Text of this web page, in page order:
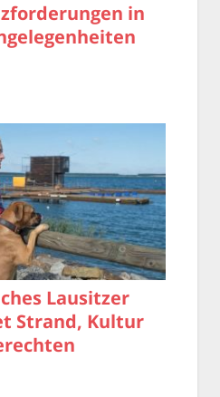
in
Lausitzer
Strand, Kultur